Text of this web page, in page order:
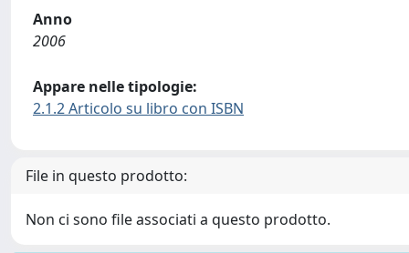
Anno
2006
Appare nelle tipologie:
2.1.2 Articolo su libro con ISBN
File in questo prodotto:
Non ci sono file associati a questo prodotto.